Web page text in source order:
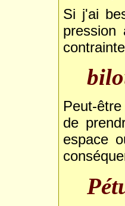
Si j'ai
pression
Peut-
de
espace